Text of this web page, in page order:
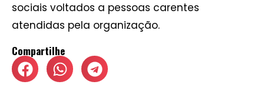
sociais voltados a pessoas carentes
atendidas pela organização.
Compartilhe